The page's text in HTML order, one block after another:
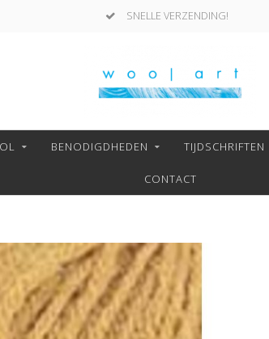
SNELLE VERZENDING!
BENODIGDHEDEN TIJDSCHRIFTEN
CONTACT